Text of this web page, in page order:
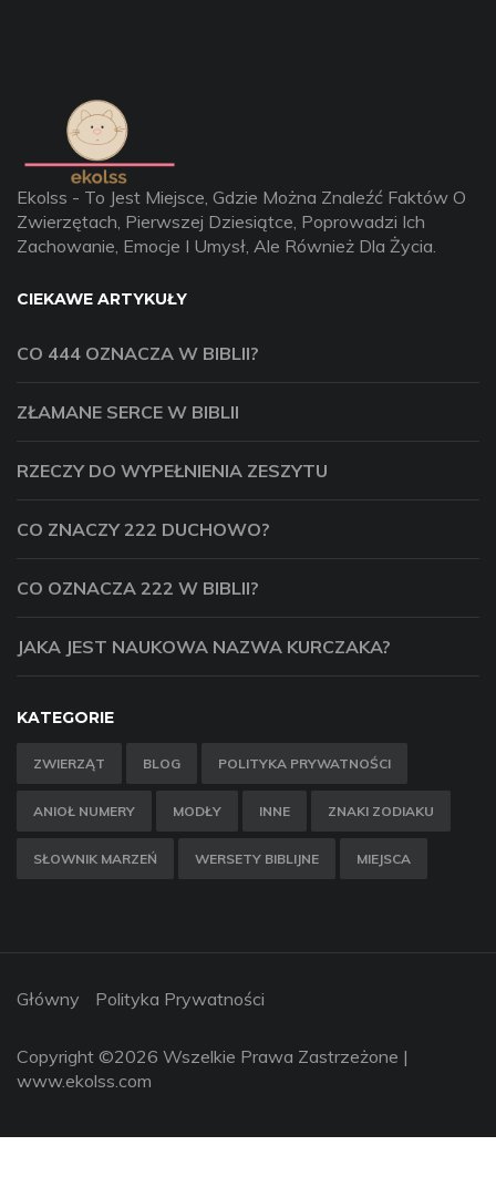
Ekolss - To Jest Miejsce, Gdzie Można Znaleźć Faktów O
Zwierzętach, Pierwszej Dziesiątce, Poprowadzi Ich
Zachowanie, Emocje I Umysł, Ale Również Dla Życia.
CIEKAWE ARTYKUŁY
CO 444 OZNACZA W BIBLII?
ZŁAMANE SERCE W BIBLII
RZECZY DO WYPEŁNIENIA ZESZYTU
CO ZNACZY 222 DUCHOWO?
CO OZNACZA 222 W BIBLII?
JAKA JEST NAUKOWA NAZWA KURCZAKA?
KATEGORIE
ZWIERZĄT BLOG POLITYKA PRYWATNOŚCI
ANIOŁ NUMERY MODŁY INNE ZNAKI ZODIAKU
SŁOWNIK MARZEŃ WERSETY BIBLIJNE MIEJSCA
Główny Polityka Prywatności
Copyright ©2026 Wszelkie Prawa Zastrzeżone |
www.ekolss.com